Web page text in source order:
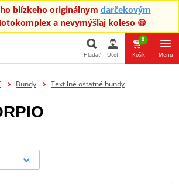
blízkeho originálnym darčekovým
a nevymýšľaj koleso 😀
Hľadať Účet
0
Košík Menu
Bundy
Textilné ostatné bundy